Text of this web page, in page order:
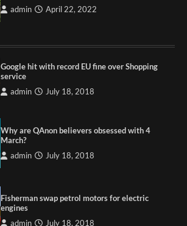
admin April 22, 2022
Google hit with record EU fine over Shopping
service
admin July 18, 2018
Why are QAnon believers obsessed with 4
March?
admin July 18, 2018
Fisherman swap petrol motors for electric
engines
admin July 18, 2018